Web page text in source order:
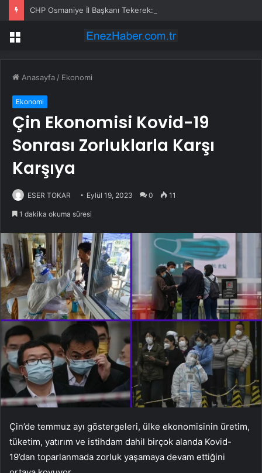
Menü
Anasayfa / Ekonomi
Ekonomi
Çin Ekonomisi Kovid-19
Sonrası Zorluklarla Karşı
Karşıya
ESER TOKAR Eylül 19, 2023 0 11
1 dakika okuma süresi
Çin’de temmuz ayı göstergeleri, ülke ekonomisinin üretim,
tüketim, yatırım ve istihdam dahil birçok alanda Kovid-
19’dan toparlanmada zorluk yaşamaya devam ettiğini